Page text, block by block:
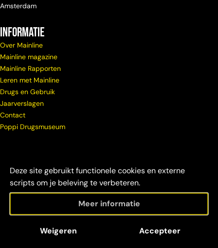
Deze site gebruikt functionele cookies en externe
scripts om je beleving te verbeteren.
Meer informatie
Weigeren Accepteer
Amsterdam
Informatie
Over Mainline
Mainline magazine
Mainline Rapporten
Leren met Mainline
Drugs en Gebruik
Jaarverslagen
Contact
Poppi Drugsmuseum
Mainline 2026
verantwoordelijkheid
credits